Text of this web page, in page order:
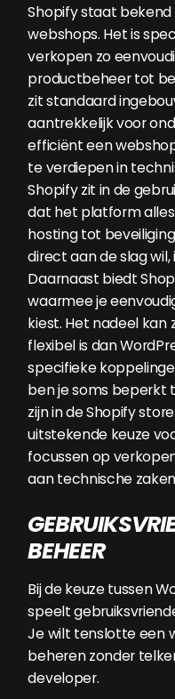
Shopify staat
webshops. Het is
verkopen zo
productbeheer tot
zit standaard
aantrekkelijk voor
efficiënt een
te verdiepen in
Shopify zit in de
dat het platform
hosting tot
direct aan de slag
Daarnaast biedt
waarmee je
kiest. Het nadeel kan
flexibel is dan
specifieke
ben je soms beperkt
zijn in de Shopify
uitstekende keuze
focussen op
aan technische
BEHEER
Bij de keuze tussen
speelt
Je wilt tenslotte een
beheren zonder
developer.